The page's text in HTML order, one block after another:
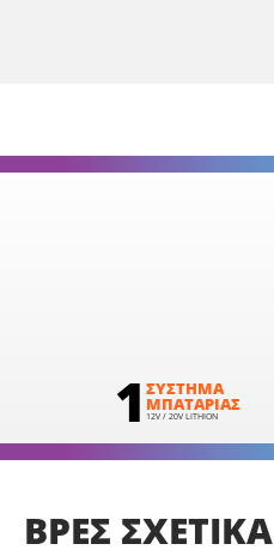
1 ΣΥΣΤΗΜΑ
ΜΠΑΤΑΡΙΑΣ
12V / 20V LITHION
ΒΡΕΣ ΣΧΕΤΙΚΑ